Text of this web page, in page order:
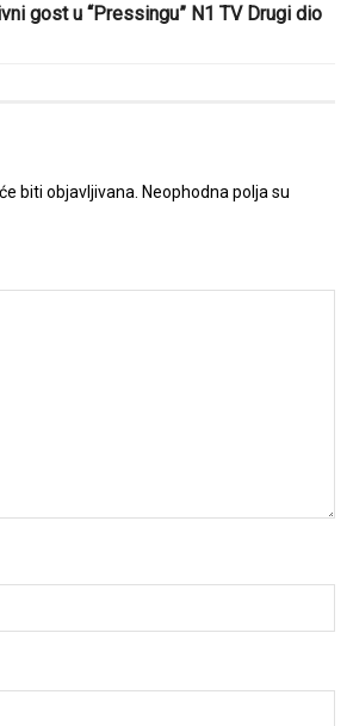
gost u “Pressingu” N1 TV Drugi dio
biti objavljivana. Neophodna polja su